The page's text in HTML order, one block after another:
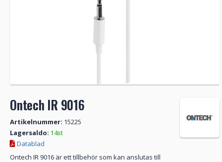
Ontech IR 9016
Artikelnummer: 15225
Lagersaldo: 14st
Datablad
Ontech IR 9016 är ett tillbehör som kan anslutas till